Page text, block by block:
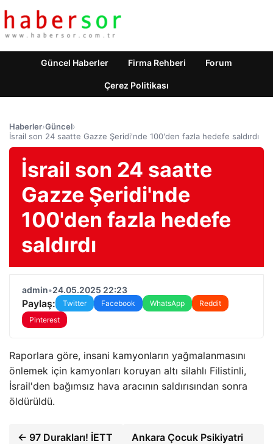
Güncel Haberler Firma Rehberi Forum
Çerez Politikası
Haberler›Güncel›
İsrail son 24 saatte Gazze Şeridi'nde 100'den fazla hedefe saldırdı
İsrail son 24 saatte
Gazze Şeridi'nde
100'den fazla hedefe
saldırdı
admin•24.05.2025 22:23
Paylaş: Twitter Facebook WhatsApp
Reddit
Pinterest
Raporlara göre, insani kamyonların yağmalanmasını
önlemek için kamyonları koruyan altı silahlı Filistinli,
İsrail'den bağımsız hava aracının saldırısından sonra
öldürüldü.
← 97 Durakları! İETT
Ankara Çocuk Psikiyatri